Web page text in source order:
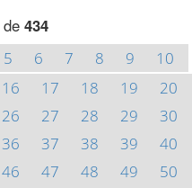
de 434
5 6 7 8 9
10
16 17 18 19
20
26 27 28 29
30
36 37 38 39
40
46 47 48 49
50